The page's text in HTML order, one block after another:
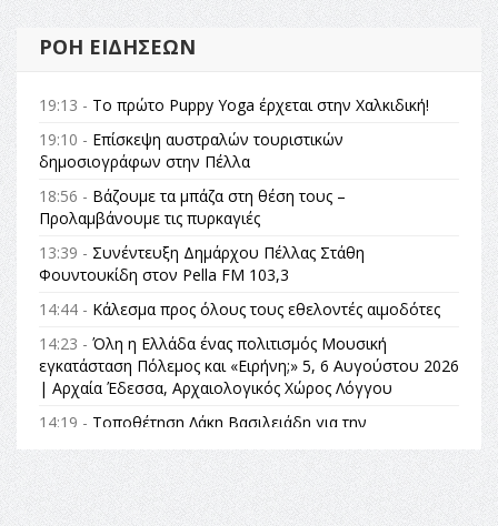
ΡΟΉ ΕΙΔΉΣΕΩΝ
19:13 - Το πρώτο Puppy Yoga έρχεται στην Χαλκιδική!
19:10 - Επίσκεψη αυστραλών τουριστικών
δημοσιογράφων στην Πέλλα
18:56 - Βάζουμε τα μπάζα στη θέση τους –
Προλαμβάνουμε τις πυρκαγιές
13:39 - Συνέντευξη Δημάρχου Πέλλας Στάθη
Φουντουκίδη στον Pella FM 103,3
14:44 - Κάλεσμα προς όλους τους εθελοντές αιμοδότες
14:23 - Όλη η Ελλάδα ένας πολιτισμός Μουσική
εγκατάσταση Πόλεμος και «Ειρήνη;» 5, 6 Αυγούστου 2026
| Αρχαία Έδεσσα, Αρχαιολογικός Χώρος Λόγγου
14:19 - Τοποθέτηση Λάκη Βασιλειάδη για την
Αναθεώρηση του Συντάγματος: «Σε τέτοιες κορυφαίες
θεσμικές διαδικασίες υπάρχει μόνο η ευθύνη απέναντι
στις επόμενες γενιές»